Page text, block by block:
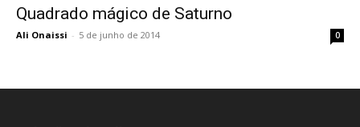
Quadrado mágico de Saturno
Ali Onaissi - 5 de junho de 2014 0